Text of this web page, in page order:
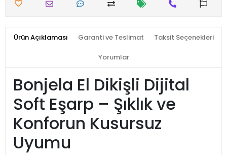
Ürün Açıklaması Garanti ve Teslimat Taksit Seçenekleri
Yorumlar
Bonjela El Dikişli Dijital
Soft Eşarp – Şıklık ve
Konforun Kusursuz
Uyumu